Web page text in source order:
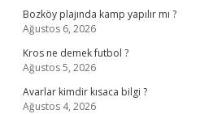
Bozköy plajında kamp yapılır mı ?
Ağustos 6, 2026
Kros ne demek futbol ?
Ağustos 5, 2026
Avarlar kimdir kısaca bilgi ?
Ağustos 4, 2026